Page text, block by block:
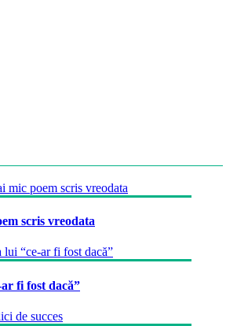
scris vreodata
fi fost dacă”